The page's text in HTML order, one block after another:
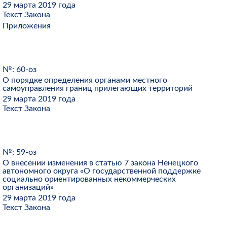
29 марта 2019 года
Текст Закона
Приложения
№: 60-оз
О порядке определения органами местного
самоуправления границ прилегающих территорий
29 марта 2019 года
Текст Закона
№: 59-оз
О внесении изменения в статью 7 закона Ненецкого
автономного округа «О государственной поддержке
социально ориентированных некоммерческих
организаций»
29 марта 2019 года
Текст Закона